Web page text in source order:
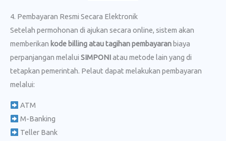
4. Pembayaran Resmi Secara Elektronik
Setelah permohonan di ajukan secara online, sistem akan
memberikan kode billing atau tagihan pembayaran biaya
perpanjangan melalui SIMPONIatau metode lain yang di
tetapkan pemerintah. Pelaut dapat melakukan pembayaran
melalui:
ATM
M-Banking
Teller Bank